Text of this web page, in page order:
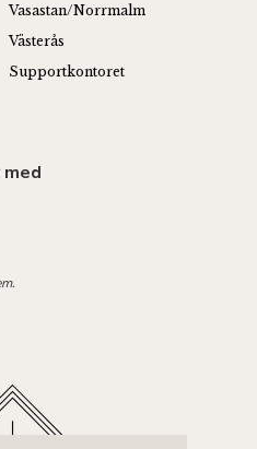
Vasastan/Norrmalm
Västerås
Supportkontoret